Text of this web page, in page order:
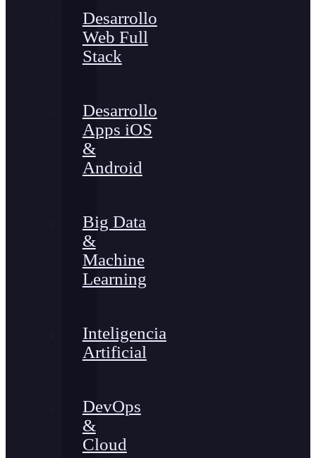
Desarrollo
Web Full
Stack
Desarrollo
Apps iOS
&
Android
Big Data
&
Machine
Learning
Inteligencia
Artificial
DevOps
&
Cloud